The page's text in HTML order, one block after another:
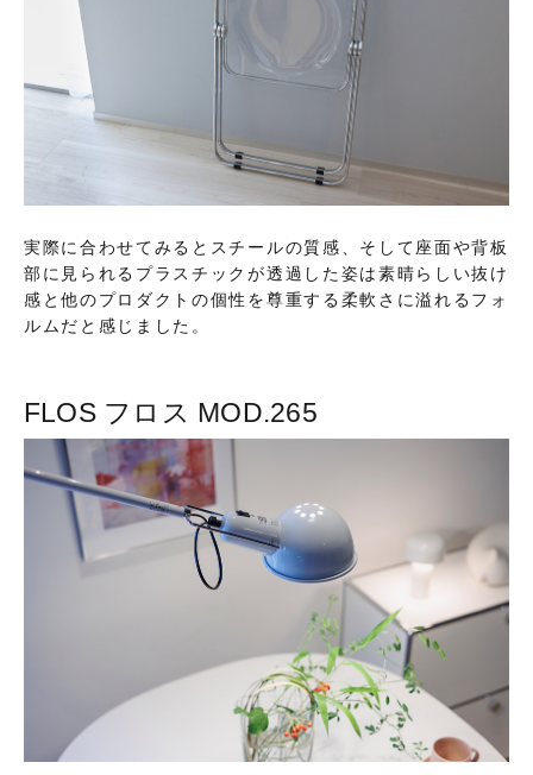
実際に合わせてみるとスチールの質感、そして座面や背板
部に見られるプラスチックが透過した姿は素晴らしい抜け
感と他のプロダクトの個性を尊重する柔軟さに溢れるフォ
ルムだと感じました。
FLOS フロス MOD.265